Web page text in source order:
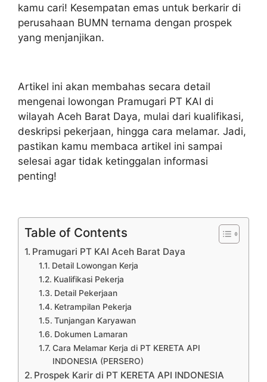
kamu cari! Kesempatan emas untuk berkarir di
perusahaan BUMN ternama dengan prospek
yang menjanjikan.
Artikel ini akan membahas secara detail
mengenai lowongan Pramugari PT KAI di
wilayah Aceh Barat Daya, mulai dari kualifikasi,
deskripsi pekerjaan, hingga cara melamar. Jadi,
pastikan kamu membaca artikel ini sampai
selesai agar tidak ketinggalan informasi
penting!
Table of Contents
Pramugari PT KAI Aceh Barat Daya
Detail Lowongan Kerja
Kualifikasi Pekerja
Detail Pekerjaan
Ketrampilan Pekerja
Tunjangan Karyawan
Dokumen Lamaran
Cara Melamar Kerja di PT KERETA API
INDONESIA (PERSERO)
Prospek Karir di PT KERETA API INDONESIA